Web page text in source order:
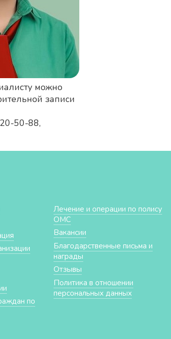
можно
записи
50-88,
по
Лечение и операции по полису
ОМС
Вакансии
Благодарственные письма и
награды
Отзывы
Политика в отношении
персональных данных